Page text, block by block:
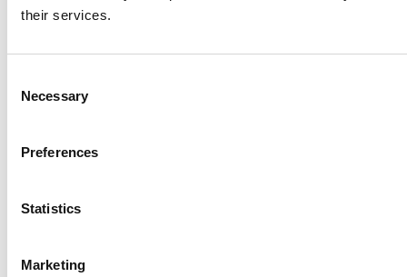
their services.
Necessary
Preferences
Statistics
Marketing